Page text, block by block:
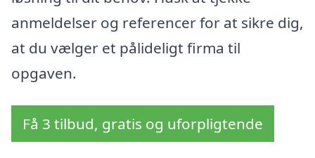
anmeldelser og referencer for at sikre dig,
at du vælger et pålideligt firma til
opgaven.
Få 3 tilbud, gratis og uforpligtende